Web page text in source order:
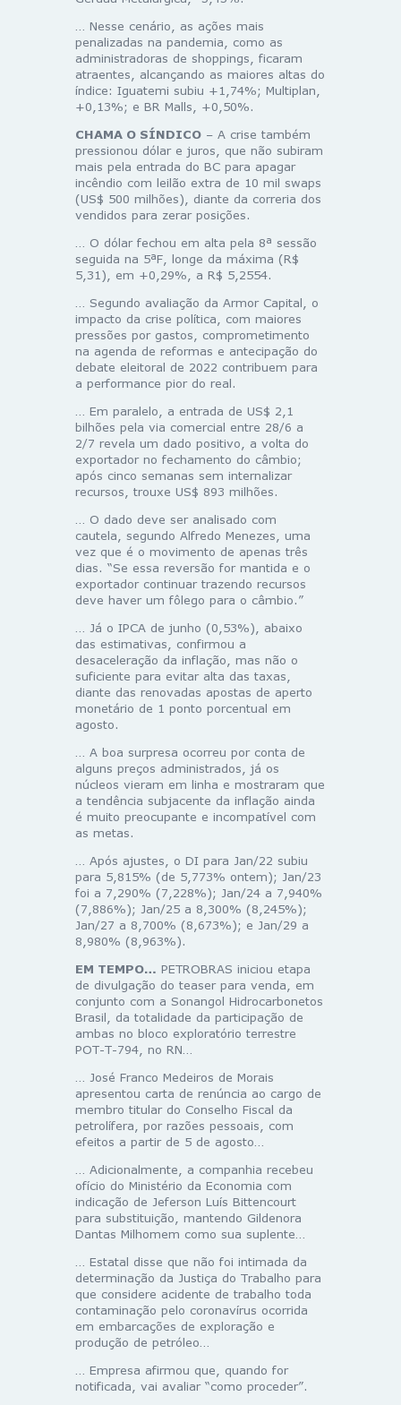
… Nesse cenário, as ações mais
penalizadas na pandemia, como as
administradoras de shoppings, ficaram
atraentes, alcançando as maiores altas do
índice: Iguatemi subiu +1,74%; Multiplan,
+0,13%; e BR Malls, +0,50%.
CHAMA O SÍNDICO – A crise também
pressionou dólar e juros, que não subiram
mais pela entrada do BC para apagar
incêndio com leilão extra de 10 mil swaps
(US$ 500 milhões), diante da correria dos
vendidos para zerar posições.
… O dólar fechou em alta pela 8ª sessão
seguida na 5ªF, longe da máxima (R$
5,31), em +0,29%, a R$ 5,2554.
… Segundo avaliação da Armor Capital, o
impacto da crise política, com maiores
pressões por gastos, comprometimento
na agenda de reformas e antecipação do
debate eleitoral de 2022 contribuem para
a performance pior do real.
… Em paralelo, a entrada de US$ 2,1
bilhões pela via comercial entre 28/6 a
2/7 revela um dado positivo, a volta do
exportador no fechamento do câmbio;
após cinco semanas sem internalizar
recursos, trouxe US$ 893 milhões.
… O dado deve ser analisado com
cautela, segundo Alfredo Menezes, uma
vez que é o movimento de apenas três
dias. “Se essa reversão for mantida e o
exportador continuar trazendo recursos
deve haver um fôlego para o câmbio.”
… Já o IPCA de junho (0,53%), abaixo
das estimativas, confirmou a
desaceleração da inflação, mas não o
suficiente para evitar alta das taxas,
diante das renovadas apostas de aperto
monetário de 1 ponto porcentual em
agosto.
… A boa surpresa ocorreu por conta de
alguns preços administrados, já os
núcleos vieram em linha e mostraram que
a tendência subjacente da inflação ainda
é muito preocupante e incompatível com
as metas.
… Após ajustes, o DI para Jan/22 subiu
para 5,815% (de 5,773% ontem); Jan/23
foi a 7,290% (7,228%); Jan/24 a 7,940%
(7,886%); Jan/25 a 8,300% (8,245%);
Jan/27 a 8,700% (8,673%); e Jan/29 a
8,980% (8,963%).
EM TEMPO… PETROBRAS iniciou etapa
de divulgação do teaser para venda, em
conjunto com a Sonangol Hidrocarbonetos
Brasil, da totalidade da participação de
ambas no bloco exploratório terrestre
POT-T-794, no RN…
… José Franco Medeiros de Morais
apresentou carta de renúncia ao cargo de
membro titular do Conselho Fiscal da
petrolífera, por razões pessoais, com
efeitos a partir de 5 de agosto…
… Adicionalmente, a companhia recebeu
ofício do Ministério da Economia com
indicação de Jeferson Luís Bittencourt
para substituição, mantendo Gildenora
Dantas Milhomem como sua suplente…
… Estatal disse que não foi intimada da
determinação da Justiça do Trabalho para
que considere acidente de trabalho toda
contaminação pelo coronavírus ocorrida
em embarcações de exploração e
produção de petróleo…
… Empresa afirmou que, quando for
notificada, vai avaliar “como proceder”.